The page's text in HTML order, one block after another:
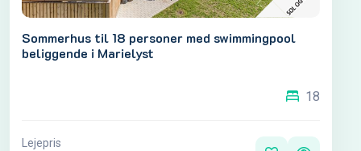
Sommerhus til 18 personer med swimmingpool
beliggende i Marielyst
18
Lejepris